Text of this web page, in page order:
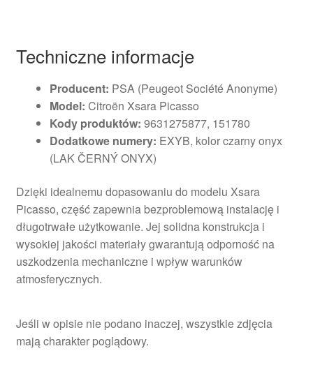
Techniczne informacje
Producent: PSA (Peugeot Société Anonyme)
Model: Citroën Xsara Picasso
Kody produktów: 9631275877, 151780
Dodatkowe numery: EXYB, kolor czarny onyx
(LAK ČERNÝ ONYX)
Dzięki idealnemu dopasowaniu do modelu Xsara
Picasso, część zapewnia bezproblemową instalację i
długotrwałe użytkowanie. Jej solidna konstrukcja i
wysokiej jakości materiały gwarantują odporność na
uszkodzenia mechaniczne i wpływ warunków
atmosferycznych.
Jeśli w opisie nie podano inaczej, wszystkie zdjęcia
mają charakter poglądowy.